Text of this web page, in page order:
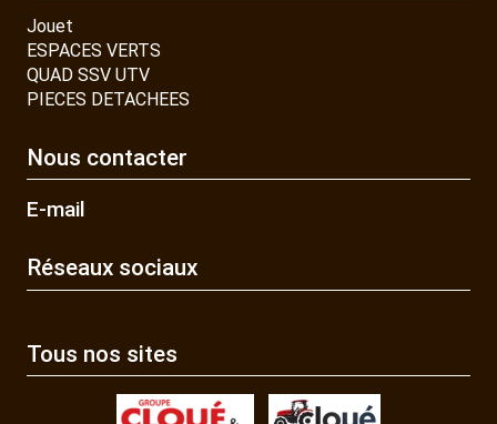
Jouet
ESPACES VERTS
QUAD SSV UTV
PIECES DETACHEES
Nous contacter
E-mail
Réseaux sociaux
Tous nos sites